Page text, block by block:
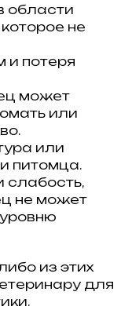
области
не
и потеря
может
или
или
питомца.
слабость,
не может
из этих
для